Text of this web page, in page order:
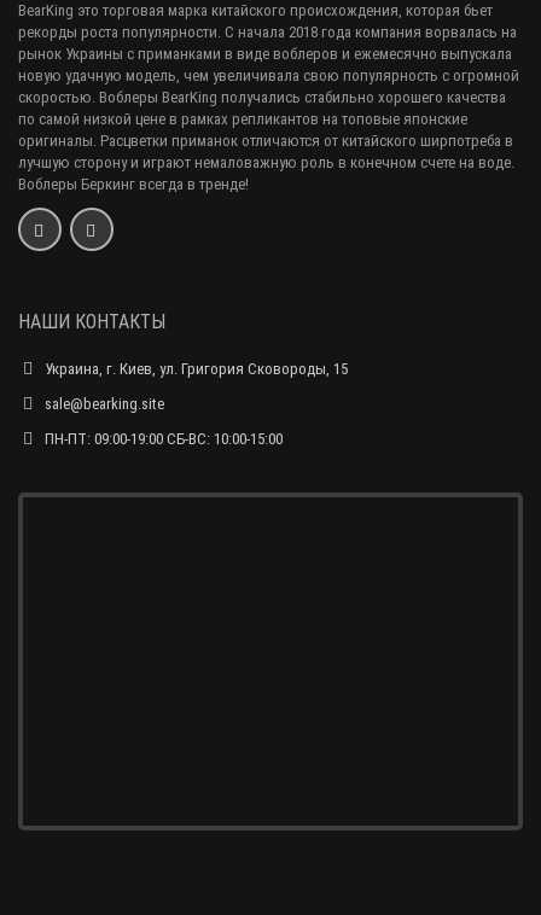
BearKing это торговая марка китайского происхождения, которая бьет
рекорды роста популярности. С начала 2018 года компания ворвалась на
рынок Украины с приманками в виде воблеров и ежемесячно выпускала
новую удачную модель, чем увеличивала свою популярность с огромной
скоростью. Воблеры BearKing получались стабильно хорошего качества
по самой низкой цене в рамках репликантов на топовые японские
оригиналы. Расцветки приманок отличаются от китайского ширпотреба в
лучшую сторону и играют немаловажную роль в конечном счете на воде.
Воблеры Беркинг всегда в тренде!
НАШИ КОНТАКТЫ
Украина, г. Киев, ул. Григория Сковороды, 15
sale@bearking.site
ПН-ПТ: 09:00-19:00 СБ-ВС: 10:00-15:00